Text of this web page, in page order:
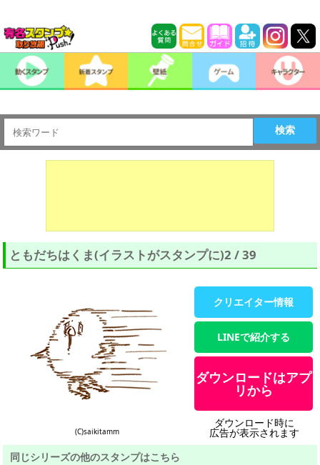
検索
ともだちはくま(イラストがスタンプに)2 / 39
(C)saikitamm
クリエイター情報
LINEで紹介する
ダウンロードはアプ
リから
ダウンロード時に
広告が表示されます
同じシリーズの他のスタンプはこちら